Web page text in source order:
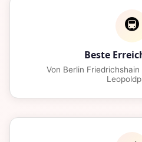
🚇
Beste
Von Berlin